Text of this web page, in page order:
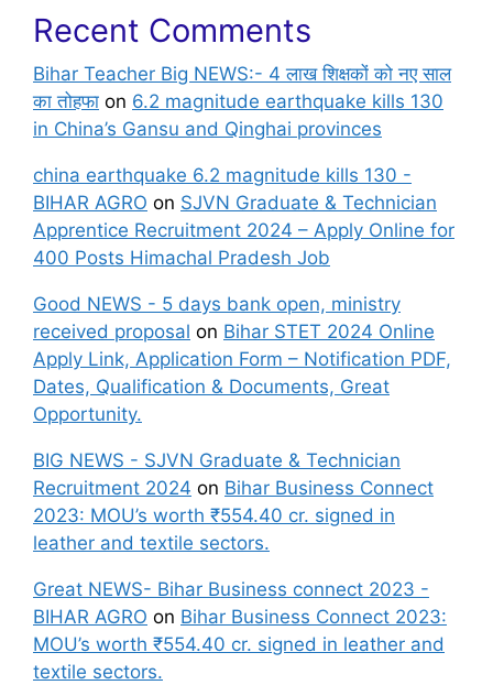
Recent Comments
Bihar Teacher Big NEWS:- 4 लाख शिक्षकों को नए साल
का तोहफा on 6.2 magnitude earthquake kills 130
in China’s Gansu and Qinghai provinces
china earthquake 6.2 magnitude kills 130 -
BIHAR AGRO on SJVN Graduate & Technician
Apprentice Recruitment 2024 – Apply Online for
400 Posts Himachal Pradesh Job
Good NEWS - 5 days bank open, ministry
received proposal on Bihar STET 2024 Online
Apply Link, Application Form – Notification PDF,
Dates, Qualification & Documents, Great
Opportunity.
BIG NEWS - SJVN Graduate & Technician
Recruitment 2024 on Bihar Business Connect
2023: MOU’s worth ₹554.40 cr. signed in
leather and textile sectors.
Great NEWS- Bihar Business connect 2023 -
BIHAR AGRO on Bihar Business Connect 2023:
MOU’s worth ₹554.40 cr. signed in leather and
textile sectors.